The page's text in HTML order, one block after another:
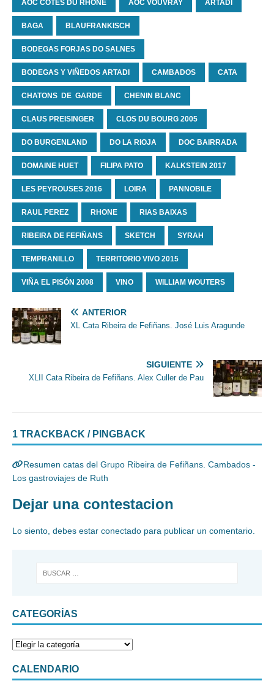
AOC CÔTES DU RHONE AOC VOUVRAY ARTADI
BAGA BLAUFRANKISCH
BODEGAS FORJAS DO SALNES
BODEGAS Y VIÑEDOS ARTADI CAMBADOS CATA
CHATONS DE GARDE CHENIN BLANC
CLAUS PREISINGER CLOS DU BOURG 2005
DO BURGENLAND DO LA RIOJA DOC BAIRRADA
DOMAINE HUET FILIPA PATO KALKSTEIN 2017
LES PEYROUSES 2016 LOIRA PANNOBILE
RAUL PEREZ RHONE RIAS BAIXAS
RIBEIRA DE FEFIÑANS SKETCH SYRAH
TEMPRANILLO TERRITORIO VIVO 2015
VIÑA EL PISÓN 2008 VINO WILLIAM WOUTERS
ANTERIOR
XL Cata Ribeira de Fefiñans. José Luis Aragunde
SIGUIENTE
XLII Cata Ribeira de Fefiñans. Alex Culler de Pau
1 TRACKBACK / PINGBACK
Resumen catas del Grupo Ribeira de Fefiñans. Cambados -
Los gastroviajes de Ruth
Dejar una contestacion
Lo siento, debes estar conectado para publicar un comentario.
CATEGORÍAS
CALENDARIO